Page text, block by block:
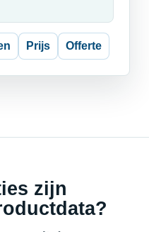
Prijs Offerte
zijn